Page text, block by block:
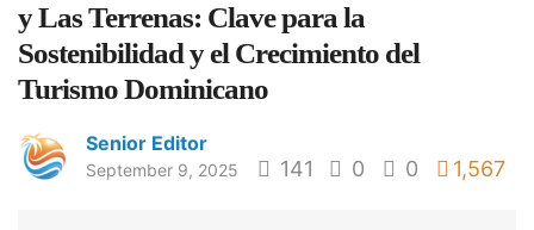
y Las Terrenas: Clave para la
Sostenibilidad y el Crecimiento del
Turismo Dominicano
Senior Editor
September 9, 2025 141 0 0 1,567